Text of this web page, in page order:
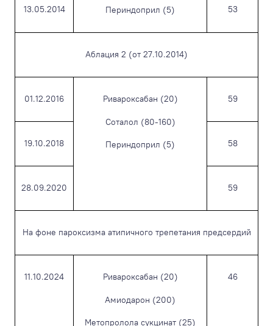
Периндоприл (5)
13.05.2014 53
Аблация 2 (от 27.10.2014)
01.12.2016 Ривароксабан (20)
Соталол (80-160)
Периндоприл (5)
59
19.10.2018 58
28.09.2020 59
На фоне пароксизма атипичного трепетания предсердий
11.10.2024 Ривароксабан (20)
Амиодарон (200)
Метопролола сукцинат (25)
46